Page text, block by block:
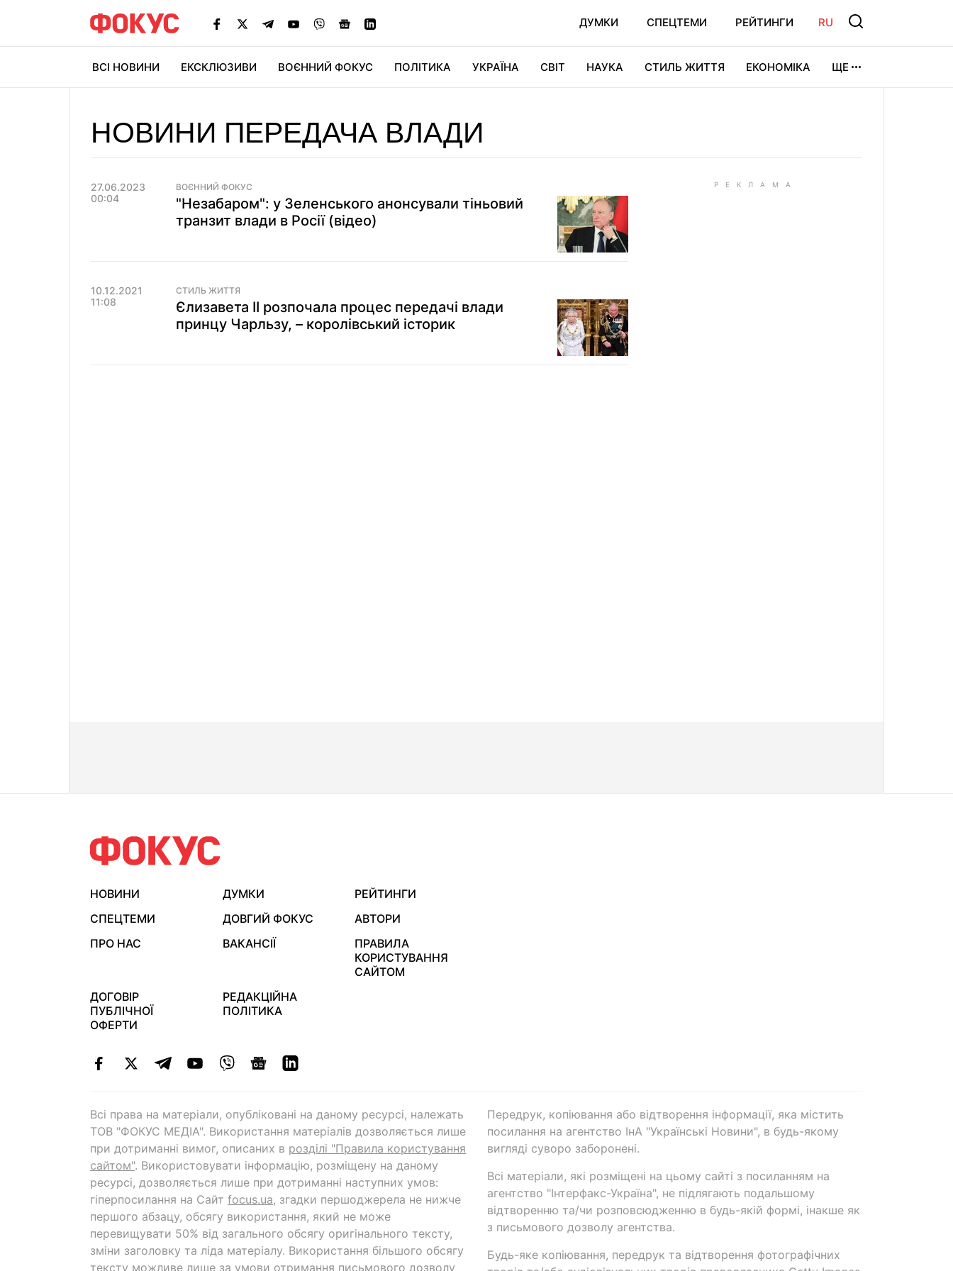
ДУМКИ СПЕЦТЕМИ РЕЙТИНГИ RU
ВСІ НОВИНИ ЕКСКЛЮЗИВИ ВОЄННИЙ ФОКУС ПОЛІТИКА УКРАЇНА СВІТ НАУКА СТИЛЬ ЖИТТЯ ЕКОНОМІКА ЩЕ
НОВИНИ ПЕРЕДАЧА ВЛАДИ
27.06.2023
00:04
ВОЄННИЙ ФОКУС
"Незабаром": у Зеленського анонсували тіньовий
транзит влади в Росії (відео)
10.12.2021
11:08
СТИЛЬ ЖИТТЯ
Єлизавета II розпочала процес передачі влади
принцу Чарльзу, – королівський історик
НОВИНИ ДУМКИ
РЕЙТИНГИ
СПЕЦТЕМИ
ДОВГИЙ ФОКУС
АВТОРИ
ПРО НАС
ВАКАНСІЇ
ПРАВИЛА
КОРИСТУВАННЯ
САЙТОМ
ДОГОВІР
ПУБЛІЧНОЇ
ОФЕРТИ
РЕДАКЦІЙНА
ПОЛІТИКА
Всі права на матеріали, опубліковані на даному ресурсі, належать
ТОВ "ФОКУС МЕДІА". Використання матеріалів дозволяється лише
при дотриманні вимог, описаних в розділі "Правила користування
сайтом". Використовувати інформацію, розміщену на даному
ресурсі, дозволяється лише при дотриманні наступних умов:
гіперпосилання на Cайт focus.ua, згадки першоджерела не нижче
першого абзацу, обсягу використання, який не може
перевищувати 50% від загального обсягу оригінального тексту,
зміни заголовку та ліда матеріалу. Використання більшого обсягу
тексту можливе лише за умови отримання письмового дозволу
Передрук, копіювання або відтворення інформації, яка містить
посилання на агентство ІнА "Українські Новини", в будь-якому
вигляді суворо заборонені.
Всі матеріали, які розміщені на цьому сайті з посиланням на
агентство "Інтерфакс-Україна", не підлягають подальшому
відтворенню та/чи розповсюдженню в будь-якій формі, інакше як
з письмового дозволу агентства.
Будь-яке копіювання, передрук та відтворення фотографічних